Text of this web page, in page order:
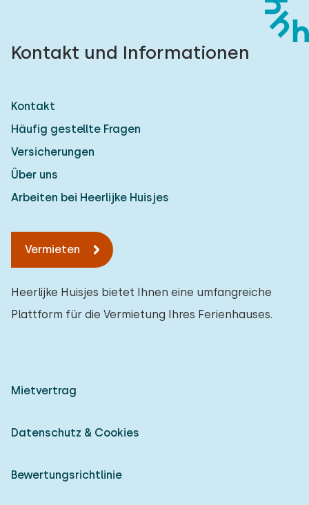
Kontakt und Informationen
Kontakt
Häufig gestellte Fragen
Versicherungen
Über uns
Arbeiten bei Heerlijke Huisjes
Vermieten
Heerlijke Huisjes bietet Ihnen eine umfangreiche
Plattform für die Vermietung Ihres Ferienhauses.
Mietvertrag
Datenschutz & Cookies
Bewertungsrichtlinie